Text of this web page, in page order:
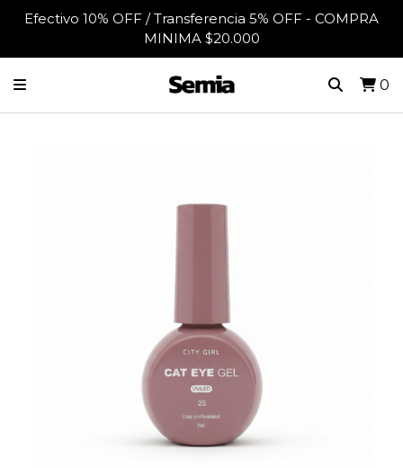
Efectivo 10% OFF / Transferencia 5% OFF - COMPRA
MINIMA $20.000
0